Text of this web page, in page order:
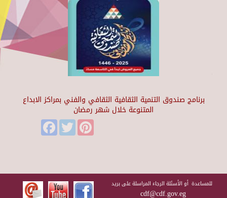
برنامج صندوق التنمية الثقافية الثقافي والفني بمراكز الابداع
المتنوعة خلال شهر رمضان
FacebookTwitter
للمساعدة أو الأسئلة الرجاء المراسلة على بريد
cdf@cdf.gov.eg